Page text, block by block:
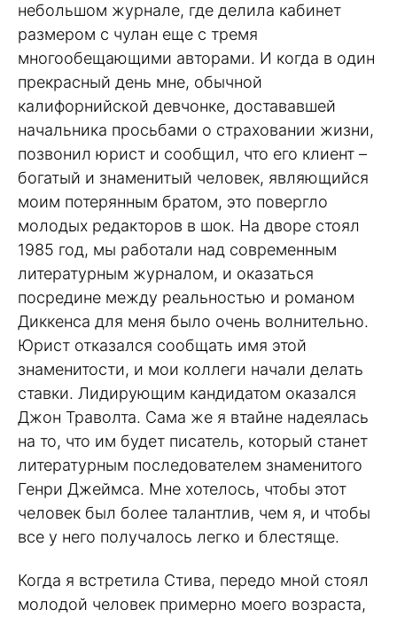
небольшом журнале, где делила кабинет
размером с чулан еще с тремя
многообещающими авторами. И когда в один
прекрасный день мне, обычной
калифорнийской девчонке, достававшей
начальника просьбами о страховании жизни,
позвонил юрист и сообщил, что его клиент –
богатый и знаменитый человек, являющийся
моим потерянным братом, это повергло
молодых редакторов в шок. На дворе стоял
1985 год, мы работали над современным
литературным журналом, и оказаться
посредине между реальностью и романом
Диккенса для меня было очень волнительно.
Юрист отказался сообщать имя этой
знаменитости, и мои коллеги начали делать
ставки. Лидирующим кандидатом оказался
Джон Траволта. Сама же я втайне надеялась
на то, что им будет писатель, который станет
литературным последователем знаменитого
Генри Джеймса. Мне хотелось, чтобы этот
человек был более талантлив, чем я, и чтобы
все у него получалось легко и блестяще.
Когда я встретила Стива, передо мной стоял
молодой человек примерно моего возраста,